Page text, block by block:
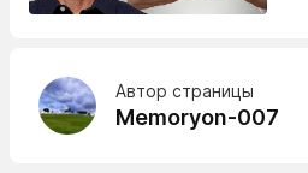
Автор страницы
Memoryon-007